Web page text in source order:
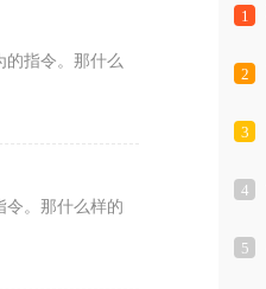
的指令。那什么
令。那什么样的
1
2
3
4
5